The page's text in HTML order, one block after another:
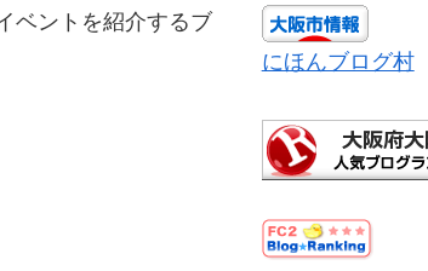
ベントを紹介するブ
にほんブログ村